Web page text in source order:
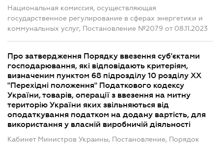
Национальная комиссия, осуществляющая
государственное регулирование в сферах энергетики и
коммунальных услуг, Постановление №2079 от 08.11.2023
Про затвердження Порядку ввезення суб'єктами
господарювання, які відповідають критеріям,
визначеним пунктом 68 підрозділу 10 розділу XX
"Перехідні положення" Податкового кодексу
України, товарів, операції з ввезення на митну
територію України яких звільняються від
оподаткування податком на додану вартість, для
використання у власній виробничій діяльності
Кабинет Министров Украины, Постановление, Порядок